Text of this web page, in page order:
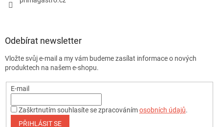
Odebírat newsletter
Vložte svůj e-mail a my vám budeme zasílat informace o nových
produktech na našem e-shopu.
E-mail
Zaškrtnutím souhlasíte se zpracovánímosobních údajů.
PŘIHLÁSIT SE